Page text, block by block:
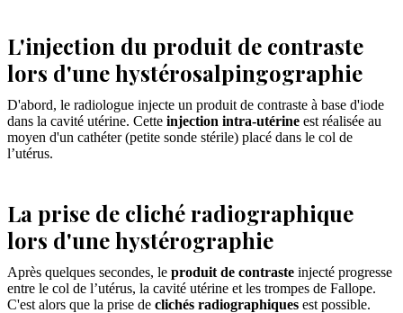
L'injection du produit de contraste
lors d'une hystérosalpingographie
D'abord, le radiologue injecte un produit de contraste à base d'iode
dans la cavité utérine. Cette injection intra-utérine est réalisée au
moyen d'un cathéter (petite sonde stérile) placé dans le col de
l’utérus.
La prise de cliché radiographique
lors d'une hystérographie
Après quelques secondes, le produit de contraste injecté progresse
entre le col de l’utérus, la cavité utérine et les trompes de Fallope.
C'est alors que la prise de clichés radiographiques est possible.